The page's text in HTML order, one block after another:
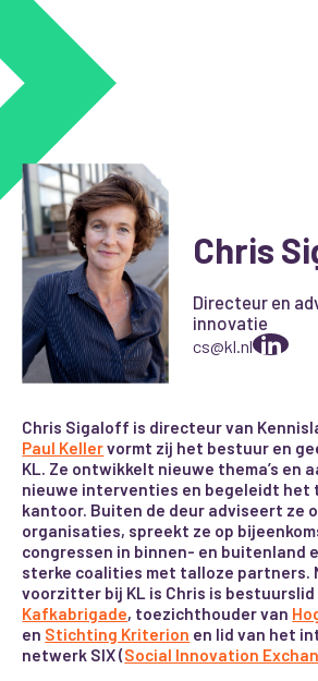
Chris
Directeur en
innovatie
cs@kl.nl
Chris Sigaloff is directeur van
Paul Kellervormt zij het bestuur en
KL. Ze ontwikkelt nieuwe thema’s en
nieuwe interventies en begeleidt het
kantoor. Buiten de deur adviseert ze
organisaties, spreekt ze op
congressen in binnen- en buitenland
sterke coalities met talloze partners.
voorzitter bij KL is Chris is bestuurslid
Kafkabrigade, toezichthouder van
en Stichting Kriterion en lid van het
netwerk SIX (Social Innovation